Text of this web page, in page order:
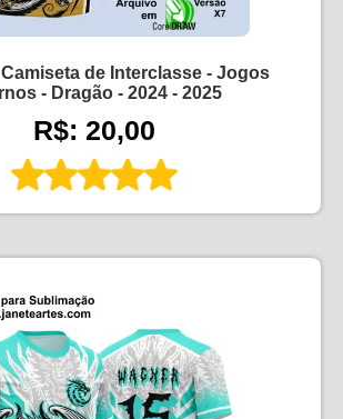
de Interclasse - Jogos
- Dragão - 2024 - 2025
R$: 20,00